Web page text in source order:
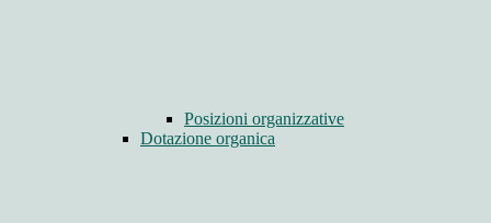
Posizioni organizzative
Dotazione organica